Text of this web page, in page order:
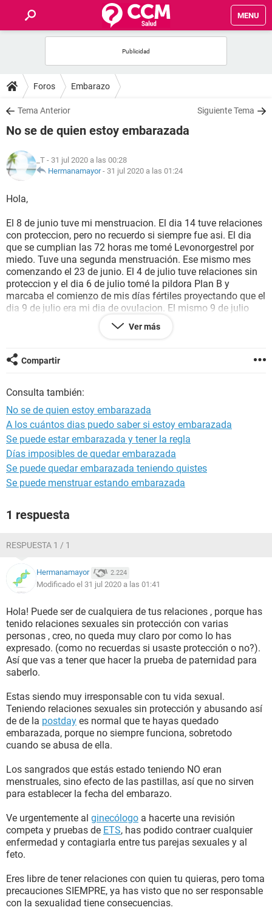
MENU
FOROS
SALUD
NUTRICIÓN
BIENESTAR
SEXUALIDAD
GLOSARIO
Foros Embarazo
Tema Anterior Siguiente Tema
No se de quien estoy embarazada
_T - 31 jul 2020 a las 00:28
Hermanamayor- 31 jul 2020 a las 01:24
Hola,
El 8 de junio tuve mi menstruacion. El dia 14 tuve relaciones
con proteccion, pero no recuerdo si siempre fue asi. El dia
que se cumplian las 72 horas me tomé Levonorgestrel por
miedo. Tuve una segunda menstruación. Ese mismo mes
comenzando el 23 de junio. El 4 de julio tuve relaciones sin
proteccion y el dia 6 de julio tomé la pildora Plan B y
marcaba el comienzo de mis días fértiles proyectando que el
dia 9 de julio era mi dia de ovulacion. El mismo 9 de julio
tuve relaciones, pero con proteccion. Por ultimo, el dia 18 sin
proteccion estan, segun mi calendario, en los dias no fertiles.
Solo deseo saber si quedé embarazada en Junio o Julio.
Ver más
Compartir
Consulta también:
No se de quien estoy embarazada
A los cuántos dias puedo saber si estoy embarazada
Se puede estar embarazada y tener la regla
Días imposibles de quedar embarazada
Se puede quedar embarazada teniendo quistes
Se puede menstruar estando embarazada
1 respuesta
RESPUESTA 1 / 1
Hermanamayor 2.224
Modificado el 31 jul 2020 a las 01:41
Hola! Puede ser de cualquiera de tus relaciones , porque has
tenido relaciones sexuales sin protección con varias
personas , creo, no queda muy claro por como lo has
expresado. (como no recuerdas si usaste protección o no?).
Así que vas a tener que hacer la prueba de paternidad para
saberlo.
Estas siendo muy irresponsable con tu vida sexual.
Teniendo relaciones sexuales sin protección y abusando así
de de la postday es normal que te hayas quedado
embarazada, porque no siempre funciona, sobretodo
cuando se abusa de ella.
Los sangrados que estás estado teniendo NO eran
menstruales, sino efecto de las pastillas, así que no sirven
para establecer la fecha del embarazo.
Ve urgentemente al ginecólogo a hacerte una revisión
competa y pruebas de ETS, has podido contraer cualquier
enfermedad y contagiarla entre tus parejas sexuales y al
feto.
Eres libre de tener relaciones con quien tu quieras, pero toma
precauciones SIEMPRE, ya has visto que no ser responsable
con la sexualidad tiene consecuencias.